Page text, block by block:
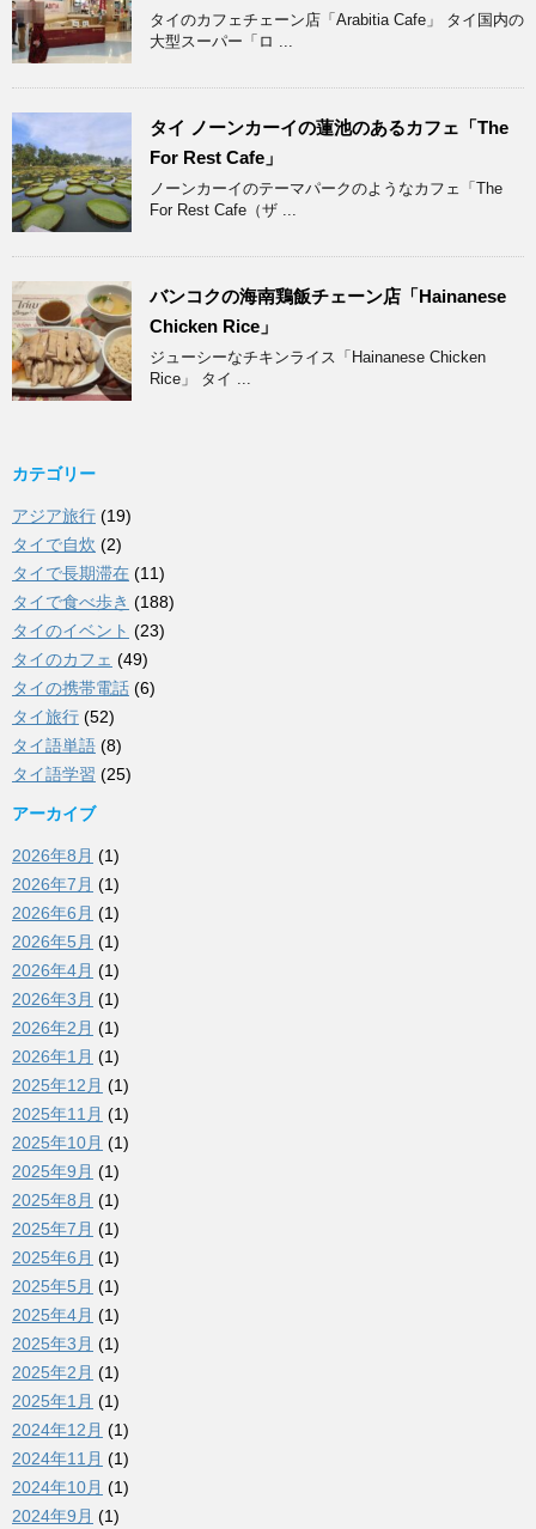
タイのカフェチェーン店「Arabitia Cafe」 タイ国内の
大型スーパー「ロ ...
タイ ノーンカーイの蓮池のあるカフェ「The
For Rest Cafe」
ノーンカーイのテーマパークのようなカフェ「The
For Rest Cafe（ザ ...
バンコクの海南鶏飯チェーン店「Hainanese
Chicken Rice」
ジューシーなチキンライス「Hainanese Chicken
Rice」 タイ ...
カテゴリー
アジア旅行 (19)
タイで自炊 (2)
タイで長期滞在 (11)
タイで食べ歩き (188)
タイのイベント (23)
タイのカフェ (49)
タイの携帯電話 (6)
タイ旅行 (52)
タイ語単語 (8)
タイ語学習 (25)
アーカイブ
2026年8月 (1)
2026年7月 (1)
2026年6月 (1)
2026年5月 (1)
2026年4月 (1)
2026年3月 (1)
2026年2月 (1)
2026年1月 (1)
2025年12月 (1)
2025年11月 (1)
2025年10月 (1)
2025年9月 (1)
2025年8月 (1)
2025年7月 (1)
2025年6月 (1)
2025年5月 (1)
2025年4月 (1)
2025年3月 (1)
2025年2月 (1)
2025年1月 (1)
2024年12月 (1)
2024年11月 (1)
2024年10月 (1)
2024年9月 (1)